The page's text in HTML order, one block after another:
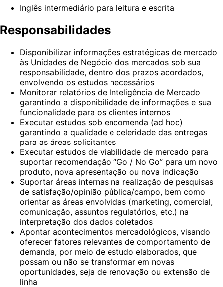
Inglês intermediário para leitura e escrita
Responsabilidades
Disponibilizar informações estratégicas de mercado
às Unidades de Negócio dos mercados sob sua
responsabilidade, dentro dos prazos acordados,
envolvendo os estudos necessários
Monitorar relatórios de Inteligência de Mercado
garantindo a disponibilidade de informações e sua
funcionalidade para os clientes internos
Executar estudos sob encomenda (ad hoc)
garantindo a qualidade e celeridade das entregas
para as áreas solicitantes
Executar estudos de viabilidade de mercado para
suportar recomendação “Go / No Go” para um novo
produto, nova apresentação ou nova indicação
Suportar áreas internas na realização de pesquisas
de satisfação/opinião pública/campo, bem como
orientar as áreas envolvidas (marketing, comercial,
comunicação, assuntos regulatórios, etc.) na
interpretação dos dados coletados
Apontar acontecimentos mercadológicos, visando
oferecer fatores relevantes de comportamento de
demanda, por meio de estudo elaborados, que
possam ou não se transformar em novas
oportunidades, seja de renovação ou extensão de
linha